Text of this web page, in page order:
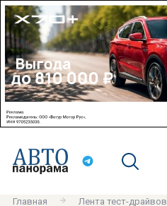
Главная
Лента тест-драйвов